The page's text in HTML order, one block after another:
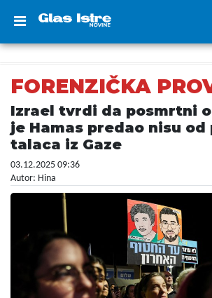
FORENZIČKA
Izrael tvrdi da posmrtni
je Hamas predao nisu
talaca iz Gaze
03.12.2025 09:36
Autor: Hina